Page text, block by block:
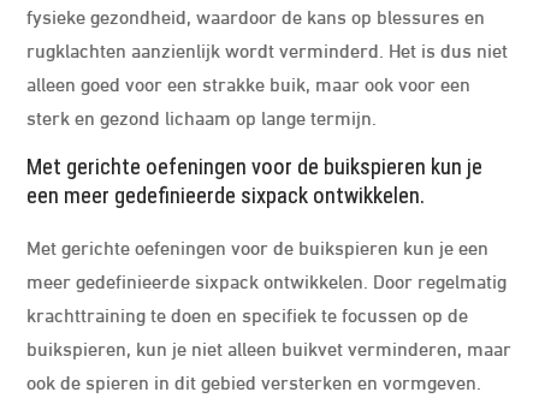
fysieke gezondheid, waardoor de kans op blessures en
rugklachten aanzienlijk wordt verminderd. Het is dus niet
alleen goed voor een strakke buik, maar ook voor een
sterk en gezond lichaam op lange termijn.
Met gerichte oefeningen voor de buikspieren kun je
een meer gedefinieerde sixpack ontwikkelen.
Met gerichte oefeningen voor de buikspieren kun je een
meer gedefinieerde sixpack ontwikkelen. Door regelmatig
krachttraining te doen en specifiek te focussen op de
buikspieren, kun je niet alleen buikvet verminderen, maar
ook de spieren in dit gebied versterken en vormgeven.